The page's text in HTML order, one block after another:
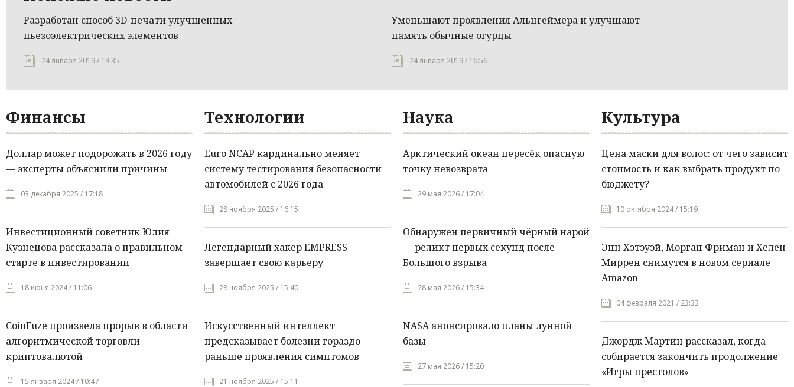
Разработан способ 3D-печати улучшенных
пьезоэлектрических элементов
24 января 2019 / 13:35
Уменьшают проявления Альцгеймера и улучшают
память обычные огурцы
24 января 2019 / 16:56
Финансы
Доллар может подорожать в 2026 году
— эксперты объяснили причины
03 декабря 2025 / 17:18
Инвестиционный советник Юлия
Кузнецова рассказала о правильном
старте в инвестировании
18 июня 2024 / 11:06
CoinFuze произвела прорыв в области
алгоритмической торговли
криптовалютой
15 января 2024 / 10:47
Технологии
Euro NCAP кардинально меняет
систему тестирования безопасности
автомобилей с 2026 года
28 ноября 2025 / 16:15
Легендарный хакер EMPRESS
завершает свою карьеру
28 ноября 2025 / 15:40
Искусственный интеллект
предсказывает болезни гораздо
раньше проявления симптомов
21 ноября 2025 / 15:11
Наука
Арктический океан пересёк опасную
точку невозврата
29 мая 2026 / 17:04
Обнаружен первичный чёрный нарой
— реликт первых секунд после
Большого взрыва
28 мая 2026 / 15:34
NASA анонсировало планы лунной
базы
27 мая 2026 / 15:20
Культура
Цена маски для волос: от чего зависит
стоимость и как выбрать продукт по
бюджету?
10 октября 2024 / 15:19
Энн Хэтэуэй, Морган Фриман и Хелен
Миррен снимутся в новом сериале
Amazon
04 февраля 2021 / 23:33
Джордж Мартин рассказал, когда
собирается закончить продолжение
«Игры престолов»